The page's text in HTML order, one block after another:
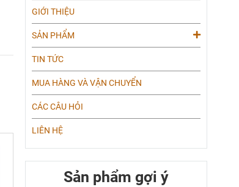
GIỚI THIỆU
SẢN PHẨM
TIN TỨC
MUA HÀNG VÀ VẬN CHUYỂN
CÁC CÂU HỎI
LIÊN HỆ
Sản phẩm gợi ý